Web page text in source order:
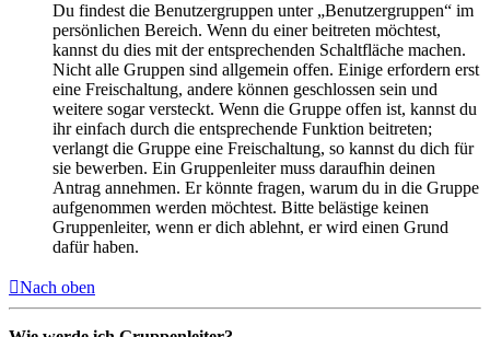
Du findest die Benutzergruppen unter „Benutzergruppen“ im
persönlichen Bereich. Wenn du einer beitreten möchtest,
kannst du dies mit der entsprechenden Schaltfläche machen.
Nicht alle Gruppen sind allgemein offen. Einige erfordern erst
eine Freischaltung, andere können geschlossen sein und
weitere sogar versteckt. Wenn die Gruppe offen ist, kannst du
ihr einfach durch die entsprechende Funktion beitreten;
verlangt die Gruppe eine Freischaltung, so kannst du dich für
sie bewerben. Ein Gruppenleiter muss daraufhin deinen
Antrag annehmen. Er könnte fragen, warum du in die Gruppe
aufgenommen werden möchtest. Bitte belästige keinen
Gruppenleiter, wenn er dich ablehnt, er wird einen Grund
dafür haben.
Nach oben